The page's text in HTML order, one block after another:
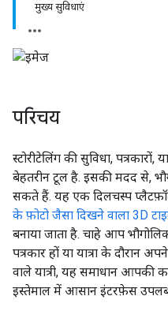
मुख्य सुविधाएं
परिचय
स्टोरीटेलिंग की सुविधा,
बेहतरीन टूल है. इसकी मदद से,
सकते हैं. यह एक दिलचस्प
के फ़ोटो जैसा दिखने वाला 3D
बनाया जाता है. चाहे आप
पत्रकार हों या यात्रा के दौरान
वाले यात्री, यह समाधान आपकी
इस्तेमाल में आसान इंटरफ़ेस